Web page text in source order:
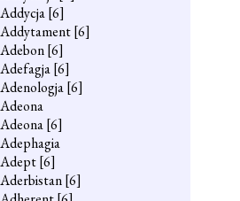
Addycja[6]
Addytament[6]
Adebon[6]
Adefagja[6]
Adenologja[6]
Adeona
Adeona[6]
Adephagia
Adept[6]
Aderbistan[6]